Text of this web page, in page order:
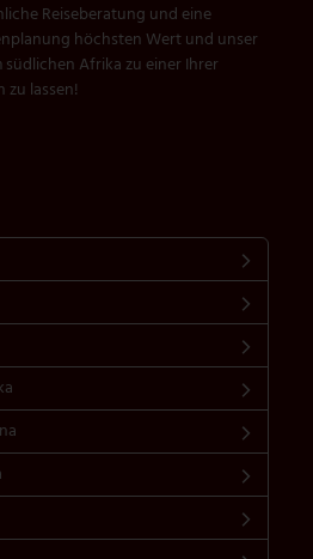
Reiseberatung und eine
höchsten Wert und unser
südlichen Afrika zu einer Ihrer
zu lassen!